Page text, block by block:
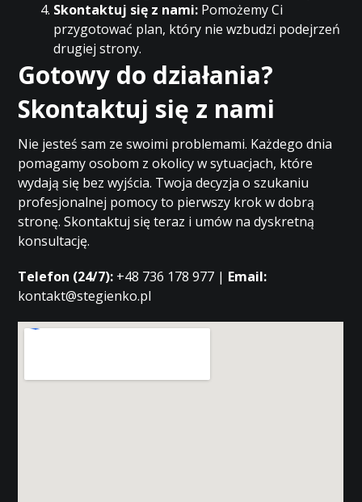
Skontaktuj się z nami: Pomożemy Ci
przygotować plan, który nie wzbudzi podejrzeń
drugiej strony.
Gotowy do działania?
Skontaktuj się z nami
Nie jesteś sam ze swoimi problemami. Każdego dnia
pomagamy osobom z okolicy w sytuacjach, które
wydają się bez wyjścia. Twoja decyzja o szukaniu
profesjonalnej pomocy to pierwszy krok w dobrą
stronę. Skontaktuj się teraz i umów na dyskretną
konsultację.
Telefon (24/7): +48 736 178 977 | Email:
kontakt@stegienko.pl